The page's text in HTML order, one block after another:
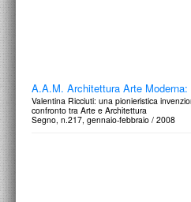
A.A.M. Architettura Arte Moderna:
Valentina Ricciuti: una pionieristica
confronto tra Arte e Architettura
Segno, n.217, gennaio-febbraio / 2008